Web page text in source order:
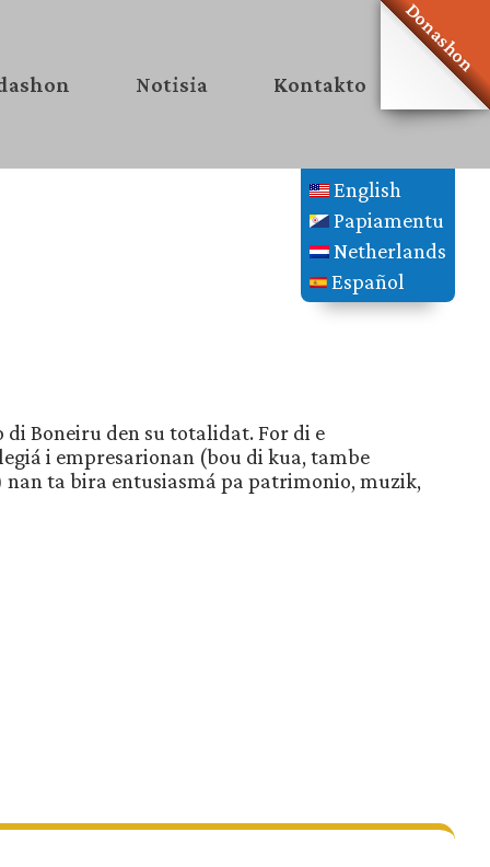
Donashon
Notisia Kontakto
English
Papiamentu
Netherlands
Español
Boneiru den su totalidat. For di e
i empresarionan (bou di kua, tambe
ta bira entusiasmá pa patrimonio, muzik,